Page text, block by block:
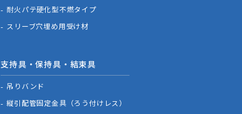
耐火パテ硬化型不燃タイプ
スリーブ穴埋め用受け材
支持具・保持具・結束具
吊りバンド
縦引配管固定金具（ろう付けレス）